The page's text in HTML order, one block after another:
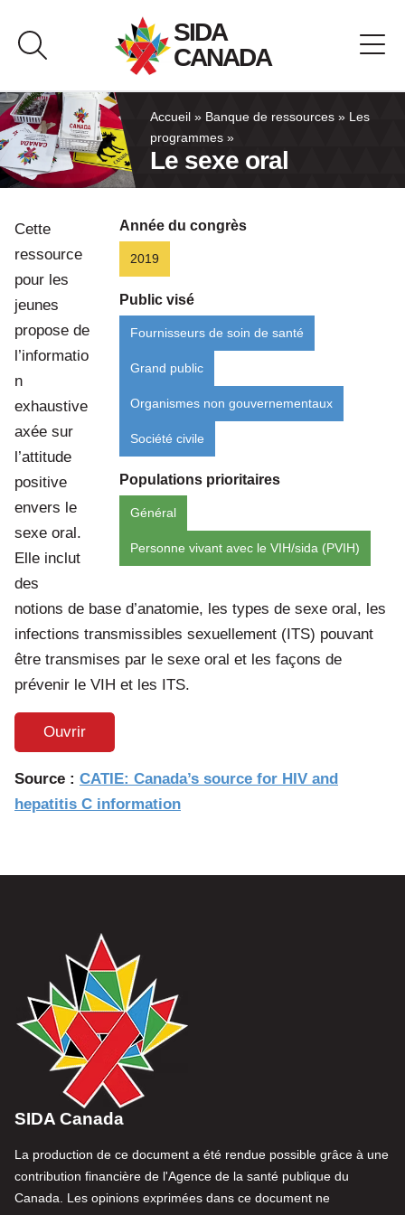
contenu
SIDA
CANADA
À propos de SIDA Canada
Banque de ressources
Pavillon du Canada
Nous joindre
English
Accueil » Banque de ressources » Les
programmes »
Le sexe oral
Année du congrès
2019
Public visé
Fournisseurs de soin de santé
Grand public
Organismes non gouvernementaux
Société civile
Populations prioritaires
Général
Personne vivant avec le VIH/sida (PVIH)
Cette
ressource
pour les
jeunes
propose de
l’informatio
n
exhaustive
axée sur
l’attitude
positive
envers le
sexe oral.
Elle inclut
des
notions de base d’anatomie, les types de sexe oral, les
infections transmissibles sexuellement (ITS) pouvant
être transmises par le sexe oral et les façons de
prévenir le VIH et les ITS.
Ouvrir
Source : CATIE: Canada’s source for HIV and
hepatitis C information
SIDA Canada
La production de ce document a été rendue possible grâce à une
contribution financière de l'Agence de la santé publique du
Canada. Les opinions exprimées dans ce document ne